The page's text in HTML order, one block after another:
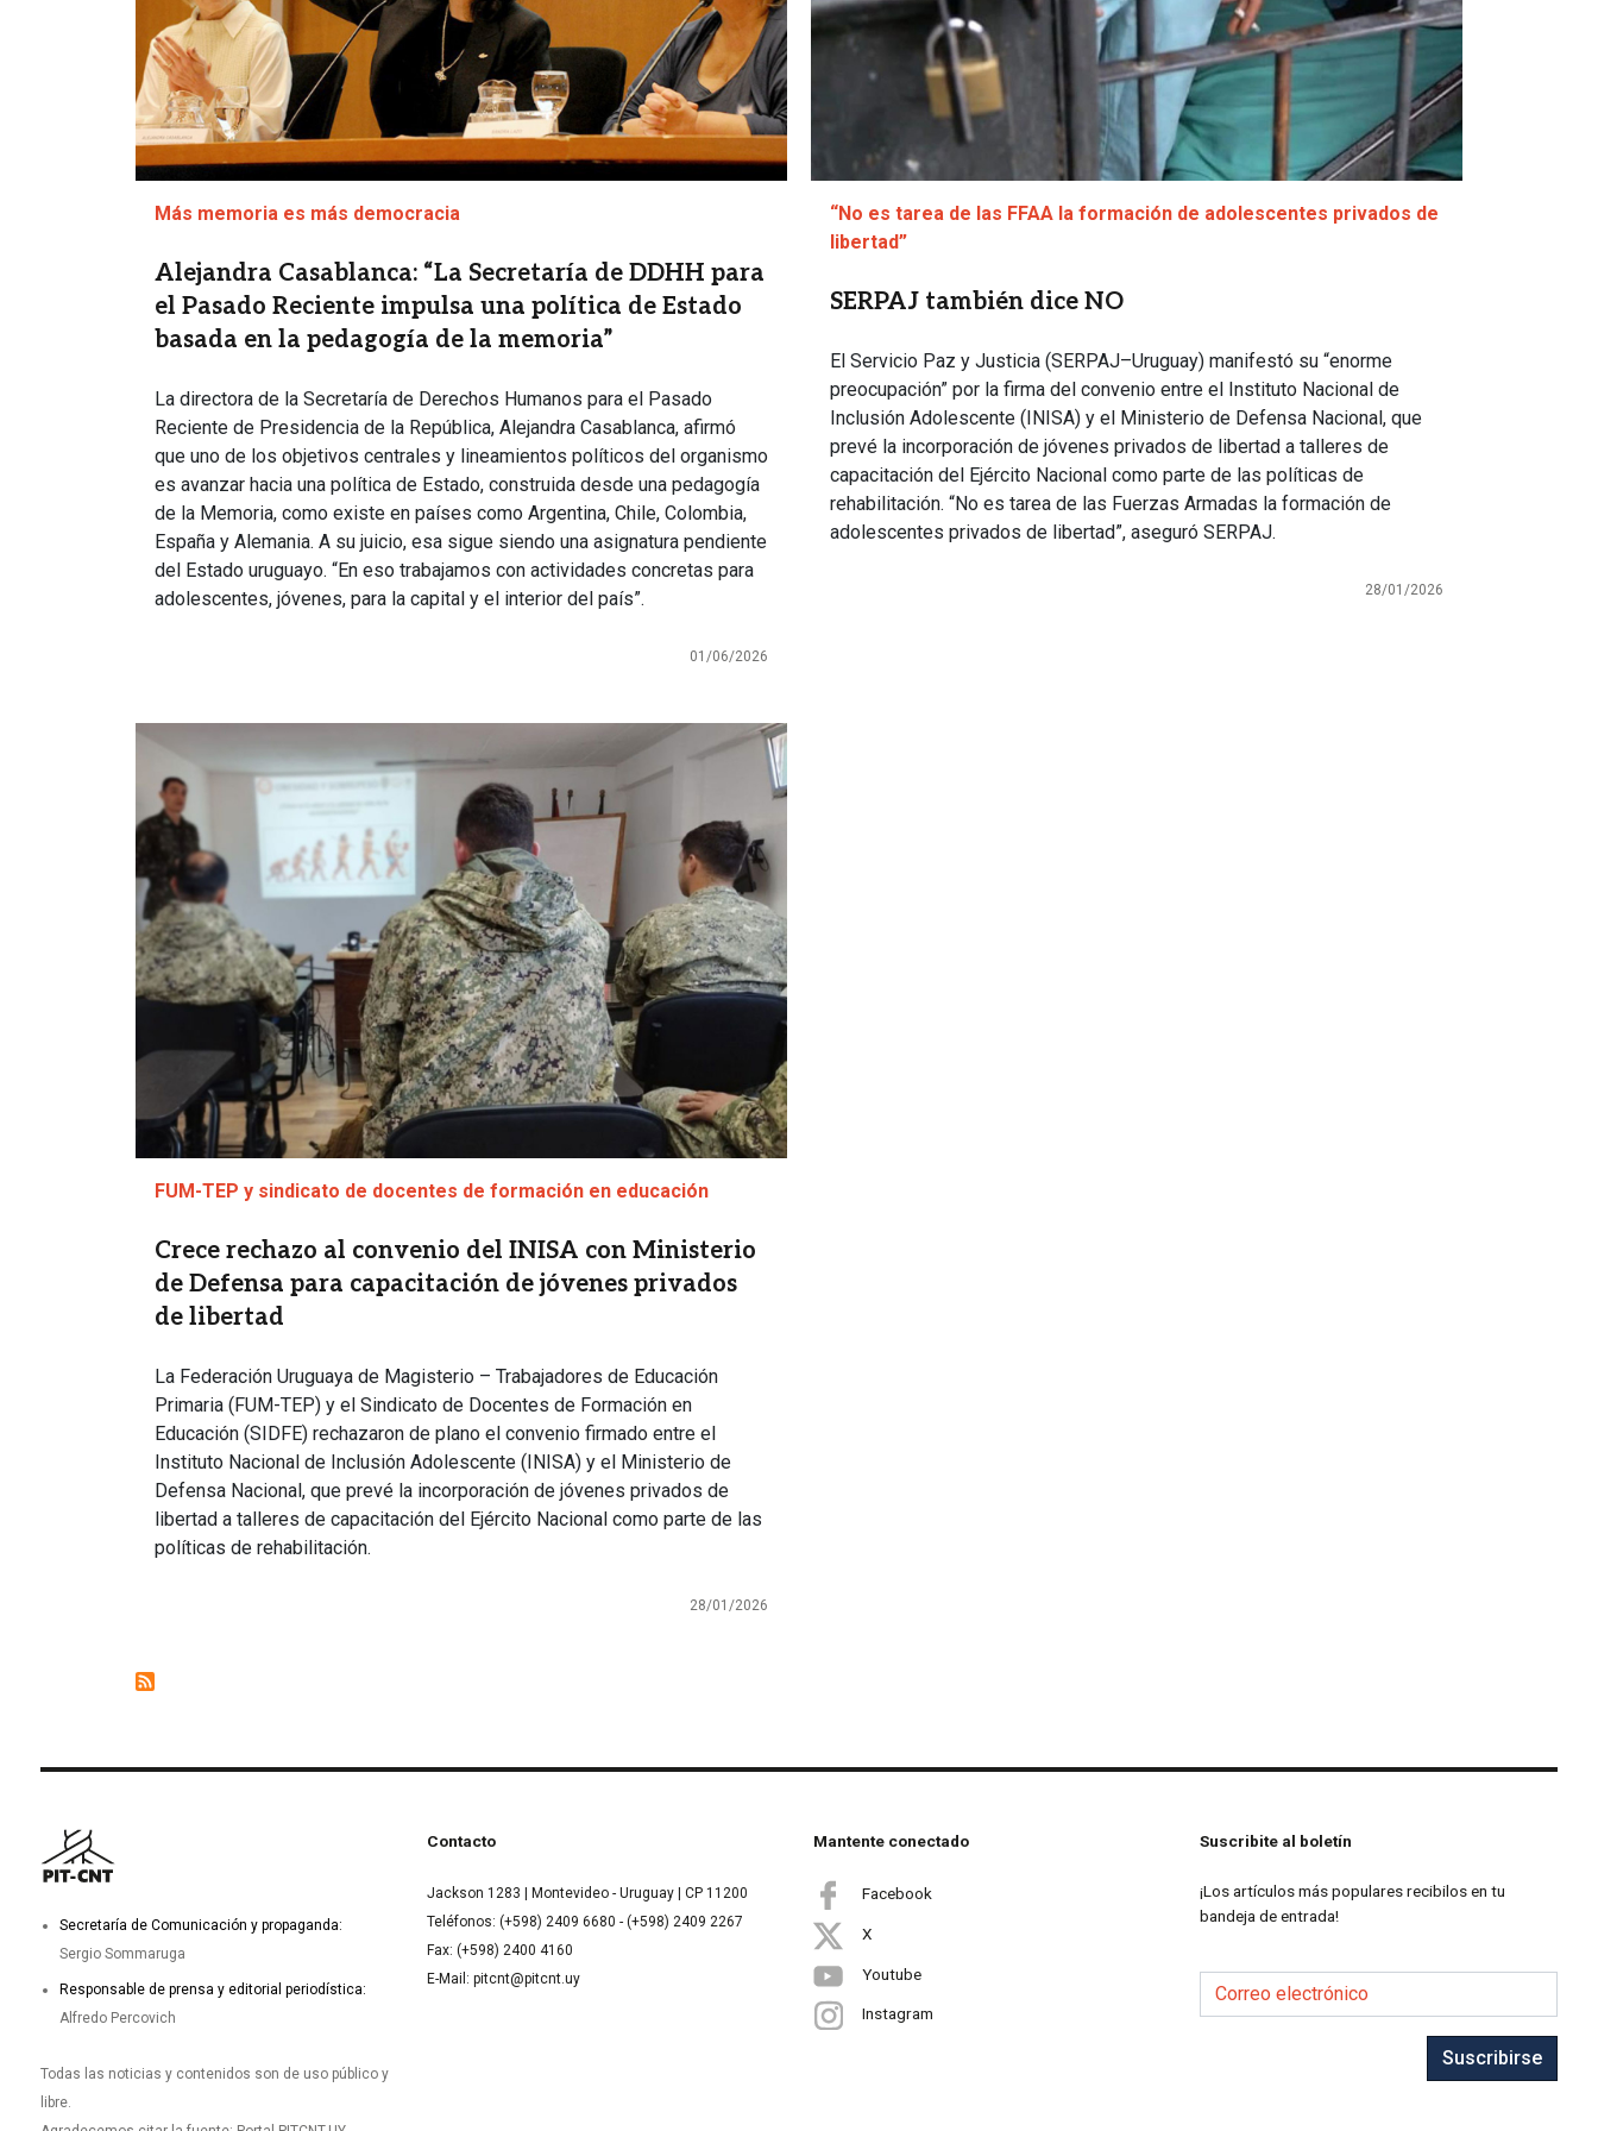
Más memoria es más democracia
Alejandra Casablanca: “La Secretaría de DDHH para
el Pasado Reciente impulsa una política de Estado
basada en la pedagogía de la memoria”
La directora de la Secretaría de Derechos Humanos para el Pasado
Reciente de Presidencia de la República, Alejandra Casablanca, afirmó
que uno de los objetivos centrales y lineamientos políticos del organismo
es avanzar hacia una política de Estado, construida desde una pedagogía
de la Memoria, como existe en países como Argentina, Chile, Colombia,
España y Alemania. A su juicio, esa sigue siendo una asignatura pendiente
del Estado uruguayo. “En eso trabajamos con actividades concretas para
adolescentes, jóvenes, para la capital y el interior del país”.
01/06/2026
“No es tarea de las FFAA la formación de adolescentes privados de
libertad”
SERPAJ también dice NO
El Servicio Paz y Justicia (SERPAJ–Uruguay) manifestó su “enorme
preocupación” por la firma del convenio entre el Instituto Nacional de
Inclusión Adolescente (INISA) y el Ministerio de Defensa Nacional, que
prevé la incorporación de jóvenes privados de libertad a talleres de
capacitación del Ejército Nacional como parte de las políticas de
rehabilitación. “No es tarea de las Fuerzas Armadas la formación de
adolescentes privados de libertad”, aseguró SERPAJ.
28/01/2026
Imagen
FUM-TEP y sindicato de docentes de formación en educación
Crece rechazo al convenio del INISA con Ministerio
de Defensa para capacitación de jóvenes privados
de libertad
La Federación Uruguaya de Magisterio – Trabajadores de Educación
Primaria (FUM-TEP) y el Sindicato de Docentes de Formación en
Educación (SIDFE) rechazaron de plano el convenio firmado entre el
Instituto Nacional de Inclusión Adolescente (INISA) y el Ministerio de
Defensa Nacional, que prevé la incorporación de jóvenes privados de
libertad a talleres de capacitación del Ejército Nacional como parte de las
políticas de rehabilitación.
28/01/2026
Secretaría de Comunicación y propaganda:
Sergio Sommaruga
Responsable de prensa y editorial periodística:
Alfredo Percovich
Todas las noticias y contenidos son de uso público y
libre.
Contacto
Jackson 1283 | Montevideo - Uruguay | CP 11200
Teléfonos: (+598) 2409 6680 - (+598) 2409 2267
Fax: (+598) 2400 4160
E-Mail: pitcnt@pitcnt.uy
Mantente conectado
Facebook
X
Youtube
Instagram
Suscribite al boletín
¡Los artículos más populares recibilos en tu
bandeja de entrada!
Correo electrónico
Suscribirse